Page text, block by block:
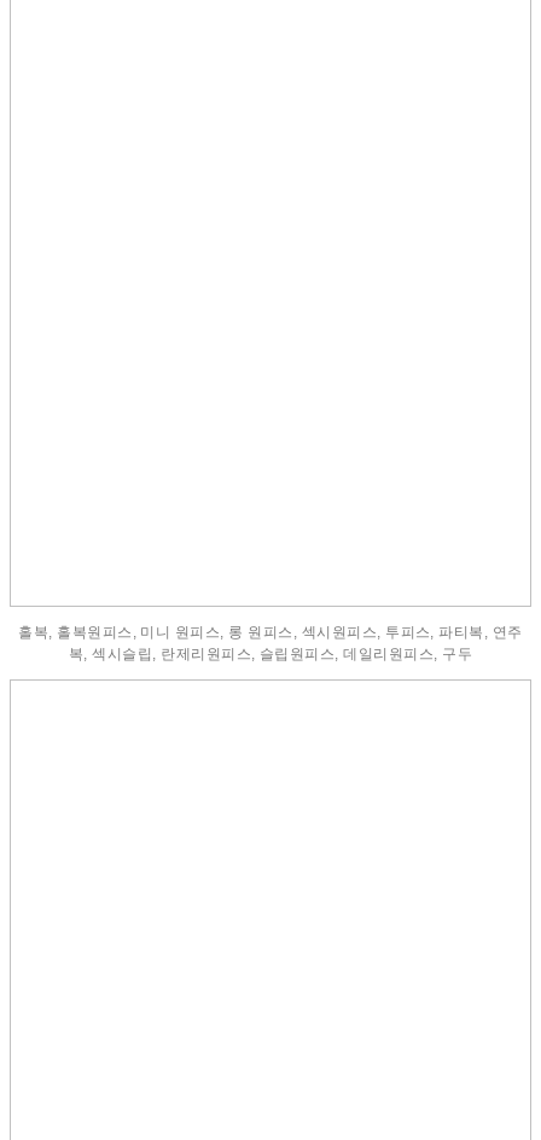
홀복, 홀복원피스, 미니 원피스, 롱 원피스, 섹시원피스, 투피스, 파티복, 연주
복, 섹시슬립, 란제리원피스, 슬립원피스, 데일리원피스, 구두